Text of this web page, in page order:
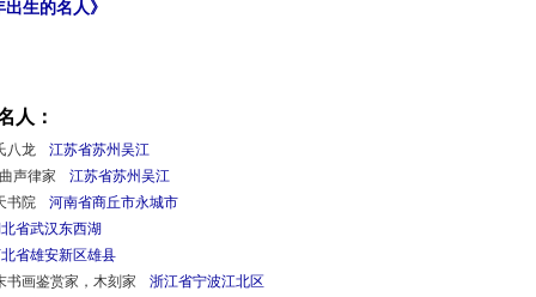
生的名人》
人：
八龙 江苏省苏州吴江
声律家 江苏省苏州吴江
书院 河南省商丘市永城市
省武汉东西湖
省雄安新区雄县
书画鉴赏家，木刻家 浙江省宁波江北区